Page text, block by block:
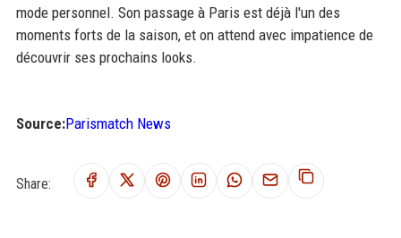
mode personnel. Son passage à Paris est déjà l'un des
moments forts de la saison, et on attend avec impatience de
découvrir ses prochains looks.
Source:Parismatch News
Share: